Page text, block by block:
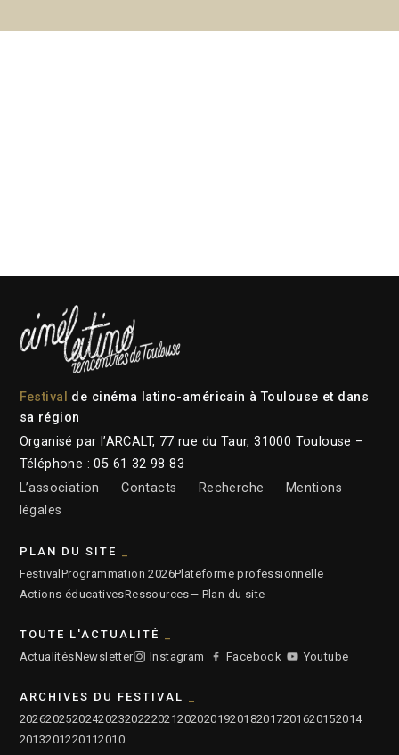
Festival
de cinéma latino-américain à Toulouse et dans
sa région
Organisé par l’ARCALT, 77 rue du Taur, 31000 Toulouse –
Téléphone : 05 61 32 98 83
L’association
Contacts Recherche
Mentions
légales
PLAN DU SITE
FestivalProgrammation 2026Plateforme professionnelle
Actions éducativesRessources— Plan du site
TOUTE L'ACTUALITÉ
ActualitésNewsletter Instagram Facebook Youtube
ARCHIVES DU FESTIVAL
2026202520242023202220212020201920182017201620152014
2013201220112010